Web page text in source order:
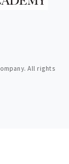
All rights